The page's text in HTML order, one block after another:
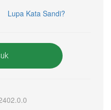
Lupa Kata Sandi?